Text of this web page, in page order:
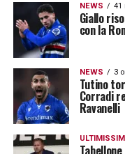
NEWS 41
Giallo
con la
NEWS 3
Tutino
Corradi
Ravanelli